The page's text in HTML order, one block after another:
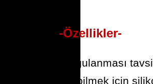
-Özellikler-
Temiz duvara uygulanması
Yapıştırıcıyı sürebilmek için